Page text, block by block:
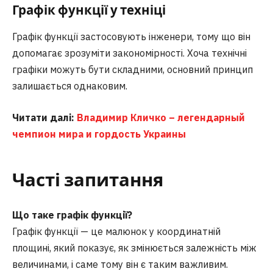
Графік функції у техніці
Графік функції застосовують інженери, тому що він
допомагає зрозуміти закономірності. Хоча технічні
графіки можуть бути складними, основний принцип
залишається однаковим.
Читати далі: Владимир Кличко – легендарный
чемпион мира и гордость Украины
Часті запитання
Що таке графік функції?
Графік функції — це малюнок у координатній
площині, який показує, як змінюється залежність між
величинами, і саме тому він є таким важливим.